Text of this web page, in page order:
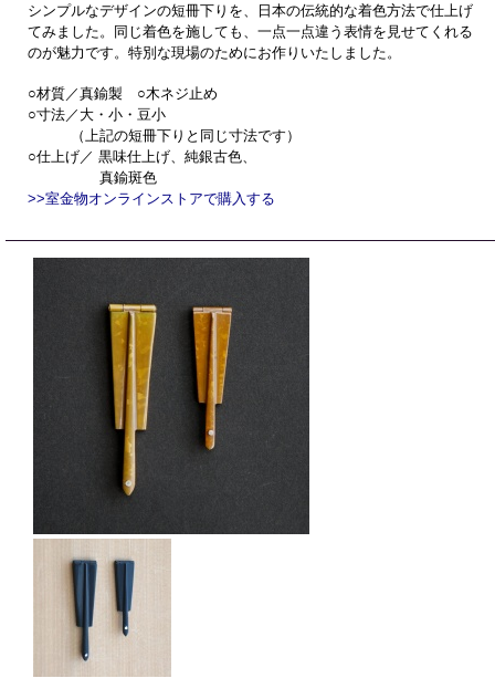
シンプルなデザインの短冊下りを、日本の伝統的な着色方法で仕上げ
てみました。同じ着色を施しても、一点一点違う表情を見せてくれる
のが魅力です。特別な現場のためにお作りいたしました。
○材質／真鍮製 ○木ネジ止め
○寸法／大・小・豆小
（上記の短冊下りと同じ寸法です）
○仕上げ／ 黒味仕上げ、純銀古色、
真鍮斑色
>>室金物オンラインストアで購入する